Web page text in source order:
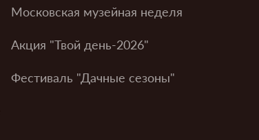
Московская музейная неделя
Акция "Твой день-2026"
Фестиваль "Дачные сезоны"